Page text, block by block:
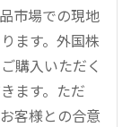
市場での現地
ます。外国株
購入いただく
ます。ただ
客様との合意